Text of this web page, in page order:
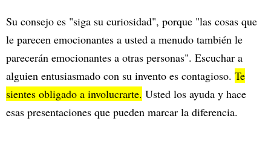
Su consejo es "siga su curiosidad", porque "las cosas que
le parecen emocionantes a usted a menudo también le
parecerán emocionantes a otras personas". Escuchar a
alguien entusiasmado con su invento es contagioso. Te
sientes obligado a involucrarte. Usted los ayuda y hace
esas presentaciones que pueden marcar la diferencia.